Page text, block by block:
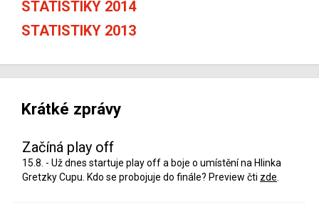
STATISTIKY 2014
STATISTIKY 2013
Krátké zprávy
Začíná play off
15.8. - Už dnes startuje play off a boje o umístění na Hlinka
Gretzky Cupu. Kdo se probojuje do finále? Preview čti zde